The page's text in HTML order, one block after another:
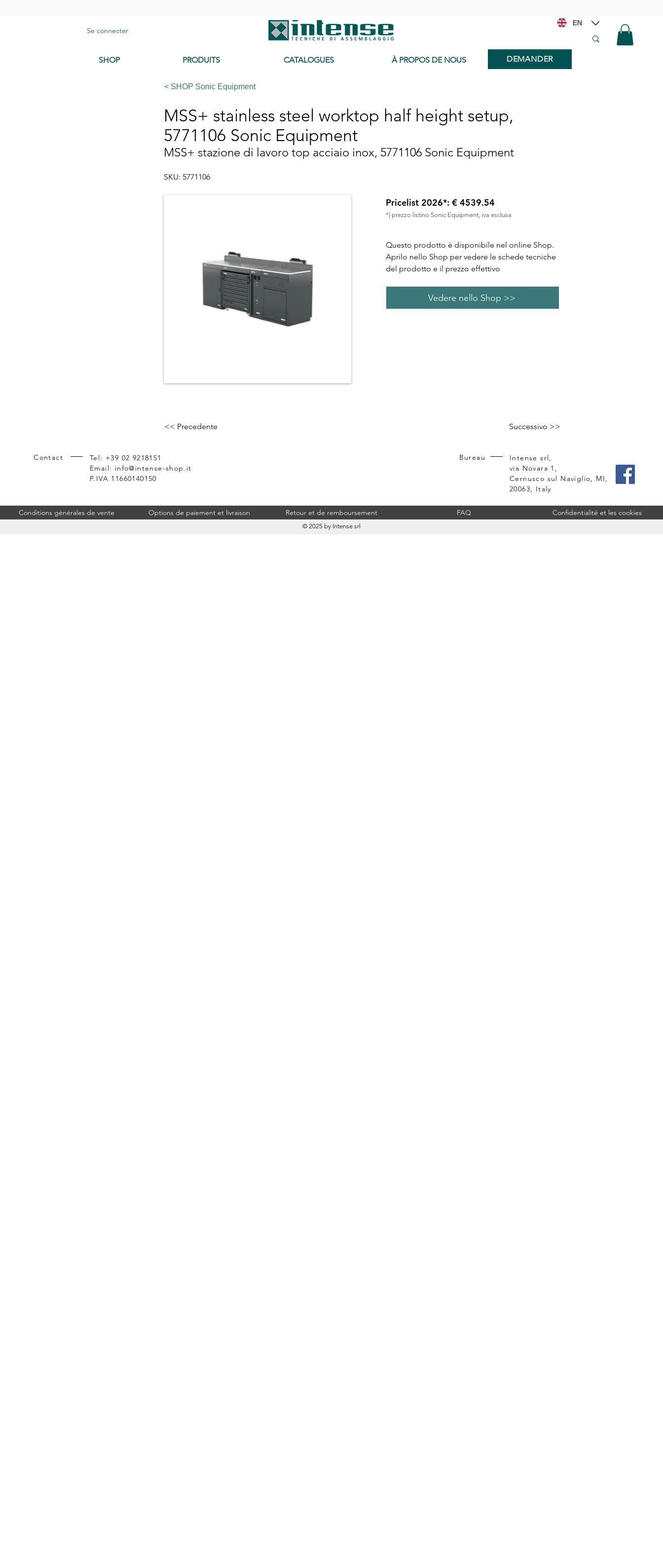
Se connecter
EN
SHOP PRODUITS CATALOGUES À PROPOS DE NOUS DEMANDER
< SHOP Sonic Equipment
MSS+ stainless steel worktop half height setup,
5771106 Sonic Equipment
MSS+ stazione di lavoro top acciaio inox, 5771106 Sonic Equipment
SKU: 5771106
<< Precedente
Pricelist 2026*: € 4539.54
*) prezzo listino Sonic Equipment, iva esclusa
Questo prodotto è disponibile nel online Shop.
Aprilo nello Shop per vedere le schede tecniche
del prodotto e il prezzo effettivo
Vedere nello Shop >>
Successivo >>
Contact
Tel: +39 02 9218151
Email: info@intense-shop.it
P.IVA 11660140150
Bureau
Intense srl,
via Novara 1,
Cernusco sul Naviglio, MI,
20063, Italy
Conditions générales de vente Options de paiement et livraison Retour et de remboursement FAQ Confidentialité et les cookies
© 2025 by Intense srl